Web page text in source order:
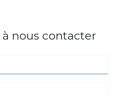
à nous contacter